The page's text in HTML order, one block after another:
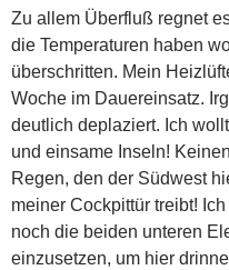
Zu allem Überfluß regnet
die Temperaturen haben
überschritten. Mein
Woche im Dauereinsatz.
deutlich deplaziert. Ich
und einsame Inseln!
Regen, den der Südwest
meiner Cockpittür treibt!
noch die beiden unteren
einzusetzen, um hier